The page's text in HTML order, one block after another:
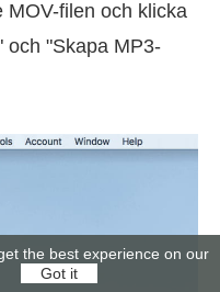
MOV-filen och klicka
och "Skapa MP3-
the best experience on our
Got it